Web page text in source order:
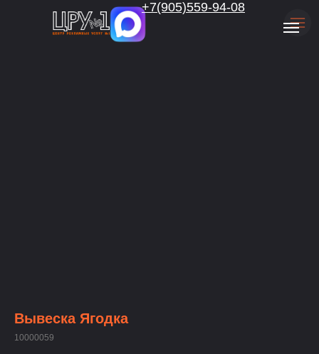
+7(905)559-94-08
Вывеска Ягодка
10000059